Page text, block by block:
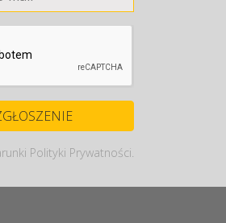
Polityki Prywatności.